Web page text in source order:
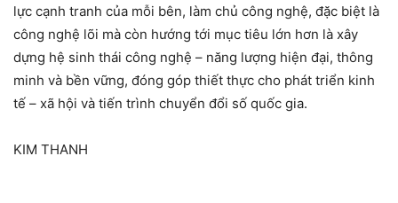
lực cạnh tranh của mỗi bên, làm chủ công nghệ, đặc biệt là
công nghệ lõi mà còn hướng tới mục tiêu lớn hơn là xây
dựng hệ sinh thái công nghệ – năng lượng hiện đại, thông
minh và bền vững, đóng góp thiết thực cho phát triển kinh
tế – xã hội và tiến trình chuyển đổi số quốc gia.
KIM THANH